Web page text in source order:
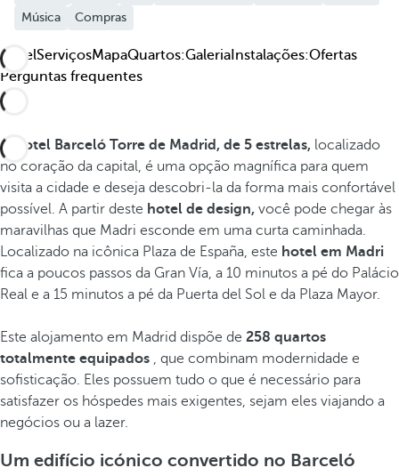
Música
Compras
HotelServiçosMapaQuartos:Galeria Instalações:Ofertas
Perguntas frequentes
O hotel Barceló Torre de Madrid, de 5 estrelas, localizado
no coração da capital, é uma opção magnífica para quem
visita a cidade e deseja descobri-la da forma mais confortável
possível. A partir deste hotel de design, você pode chegar às
maravilhas que Madri esconde em uma curta caminhada.
Localizado na icônica Plaza de España, este hotel em Madri
fica a poucos passos da Gran Vía, a 10 minutos a pé do Palácio
Real e a 15 minutos a pé da Puerta del Sol e da Plaza Mayor.
Este alojamento em Madrid dispõe de 258 quartos
totalmente equipados , que combinam modernidade e
sofisticação. Eles possuem tudo o que é necessário para
satisfazer os hóspedes mais exigentes, sejam eles viajando a
negócios ou a lazer.
Um edifício icónico convertido no Barceló